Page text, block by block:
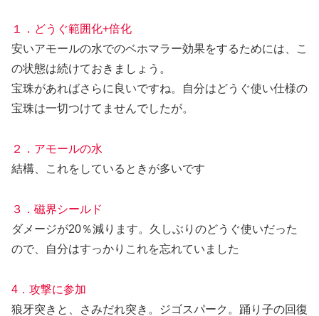
１．どうぐ範囲化+倍化
安いアモールの水でのベホマラー効果をするためには、こ
の状態は続けておきましょう。
宝珠があればさらに良いですね。自分はどうぐ使い仕様の
宝珠は一切つけてませんでしたが。
２．アモールの水
結構、これをしているときが多いです
３．磁界シールド
ダメージが20％減ります。久しぶりのどうぐ使いだった
ので、自分はすっかりこれを忘れていました
4．攻撃に参加
狼牙突きと、さみだれ突き。ジゴスパーク。踊り子の回復